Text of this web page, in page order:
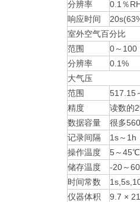
分辨率
0.1％
响应时间
室外空气百分比
范围
0～100
分辨率
0.1%
大气压
范围
517.15
精度
读数的
数据容量
很多
记录间隔
1s～1h
操作温度
5～45℃
储存温度
-20～
时间常数
仪器体积
9.7 ×